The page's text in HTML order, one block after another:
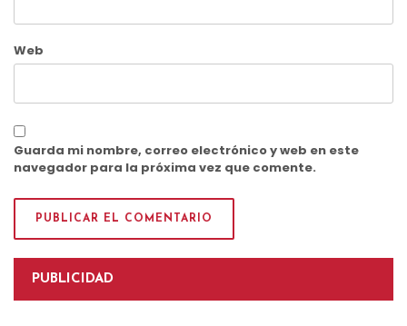
Web
Guarda mi nombre, correo electrónico y web en este
navegador para la próxima vez que comente.
PUBLICIDAD